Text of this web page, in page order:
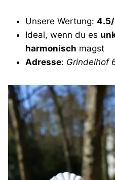
Unsere Wertung:
Ideal, wenn du es
harmonisch magst
Adresse: Grindelhof